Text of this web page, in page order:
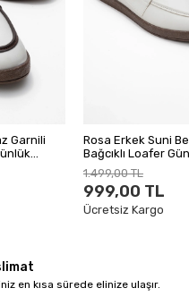
Garnili
Rosa Erkek Suni
Bağcıklı Loafer
Ayakkabı
1.499,00 TL
999,00 TL
Ücretsiz Kargo
en kısa sürede elinize ulaşır.